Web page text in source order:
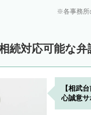
各事務
続対応可能な弁
【相武
心誠意